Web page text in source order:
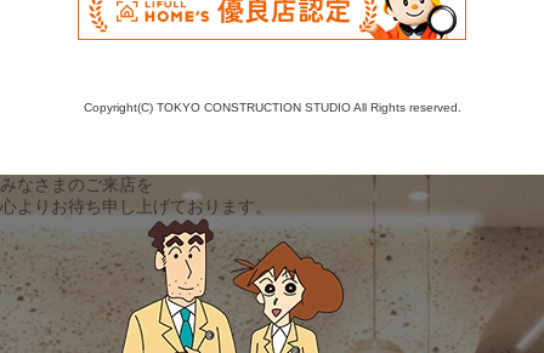
Copyright(C) TOKYO CONSTRUCTION STUDIO All Rights reserved.
みなさまのご来店を
心よりお待ち申し上げております。